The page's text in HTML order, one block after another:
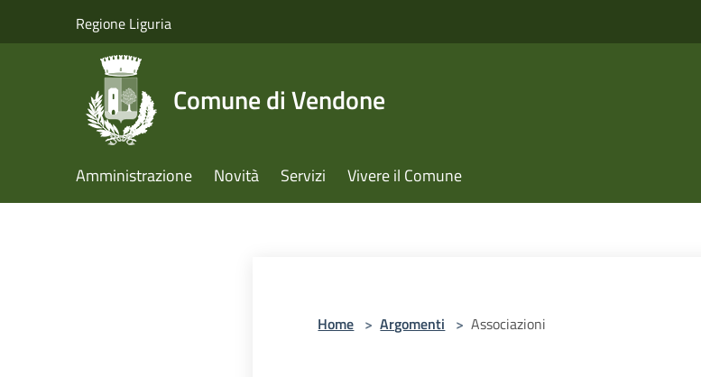
Regione Liguria
Comune di Vendone
Amministrazione Novità Servizi Vivere il Comune
Home > Argomenti > Associazioni